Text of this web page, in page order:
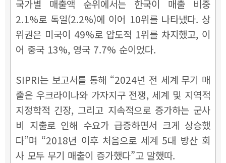
국가별 매출액 순위에서는 한국이 매출 비중
2.1%로 독일(2.2%)에 이어 10위를 나타냈다. 상
위권은 미국이 49%로 압도적 1위를 차지했고, 이
어 중국 13%, 영국 7.7% 순이었다.
SIPRI는 보고서를 통해 “2024년 전 세계 무기 매
출은 우크라이나와 가자지구 전쟁, 세계 및 지역적
지정학적 긴장, 그리고 지속적으로 증가하는 군사
비 지출로 인해 수요가 급증하면서 크게 상승했
다”며 “2018년 이후 처음으로 세계 5대 방산 회
사 모두 무기 매출이 증가했다”고 말했따.